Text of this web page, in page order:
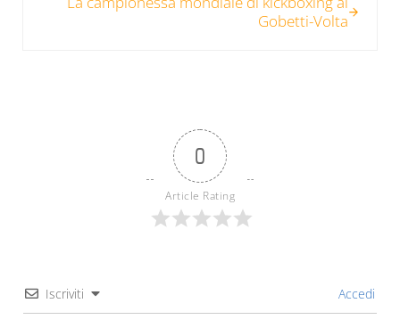
Gobetti-Volta
0
Article Rating
Iscriviti Accedi